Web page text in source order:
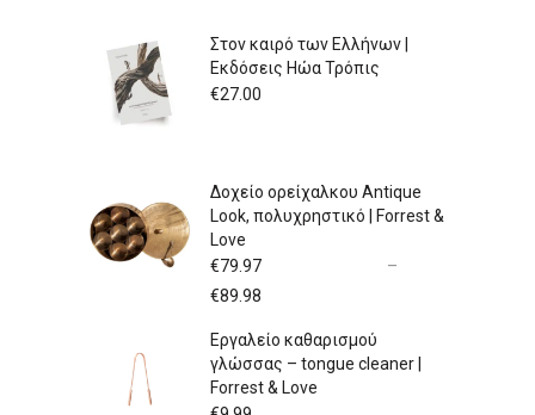
Στον καιρό των Ελλήνων |
Εκδόσεις Ηώα Τρόπις
€27.00
Δοχείο ορείχαλκου Antique
Look, πολυχρηστικό | Forrest &
Love
€79.97
–
€89.98
through
Εργαλείο καθαρισμού
γλώσσας – tongue cleaner |
Forrest & Love